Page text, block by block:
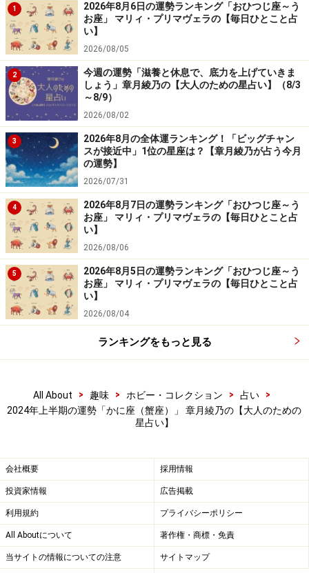
1
2026年8月6日の運勢ランキング「おひつじ座～う
お座」 マリィ・プリマヴェラの【毎日ひとこと占
い】
2026/08/05
2
今週の運勢「滋養と休息で、底力を上げていきま
しょう」章月綾乃の【大人のための星占い】（8/3
～8/9）
2026/08/02
3
2026年8月の全体運ランキング！「ビッグチャン
スが接近中」1位の星座は？【章月綾乃が占う今月
の運勢】
2026/07/31
4
2026年8月7日の運勢ランキング「おひつじ座～う
お座」 マリィ・プリマヴェラの【毎日ひとこと占
い】
2026/08/06
5
2026年8月5日の運勢ランキング「おひつじ座～う
お座」 マリィ・プリマヴェラの【毎日ひとこと占
い】
2026/08/04
ランキングをもっと見る
All About > 趣味 > ホビー・コレクション > 占い
>
2024年上半期の運勢「かに座（蟹座）」 章月綾乃の【大人のための
星占い】
会社概要 採用情報
投資家情報 広告掲載
利用規約 プライバシーポリシー
All Aboutについて 著作権・商標・免責
当サイトの情報についての注意 サイトマップ